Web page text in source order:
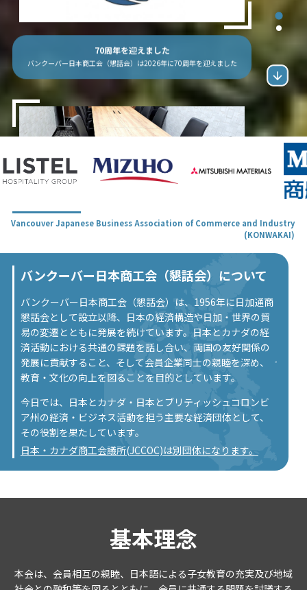
70周年を迎えました
バンクーバー日本商工会（懇話会）は2026年に70周年を迎えました
バンクーバー日本商工会（懇話会）について
動を担う主要な経済団体として、その役割を果たしています。
詳しく見る
バンクーバー日本商工会（懇話会）は2026年に70周年を迎えました
Vancouver Japanese Business Association of Commerce and Industry
(KONWAKAI)
バンクーバー日本商工会（懇話会）について
バンクーバー日本商工会（懇話会）は、1956年に日加通商
懇話会として設立以降、日本の経済構造や日加・世界の貿
易の変遷とともに発展を続けています。日本とカナダの経
済活動における共通の課題を話し合い、両国の友好関係の
発展に貢献すること、そして会員企業同士の親睦を深め、
教育・文化の向上を図ることを目的としています。
今日では、日本とカナダ・日本とブリティッシュコロンビ
ア州の経済・ビジネス活動を担う主要な経済団体として、
その役割を果たしています。
日本・カナダ商工会議所(JCCOC)は別団体になります。
基本理念
本会は、会員相互の親睦、日本語による子女教育の充実及び地域